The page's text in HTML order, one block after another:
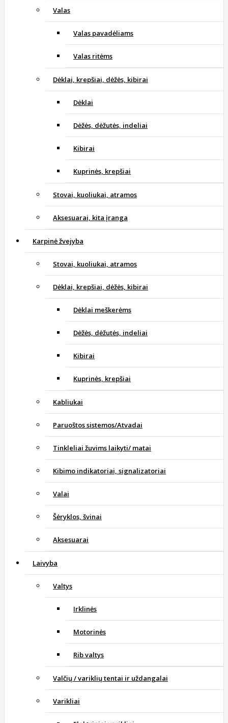
Valas
Valas pavadėliams
Valas ritėms
Dėklai, krepšiai, dėžės, kibirai
Dėklai
Dėžės, dėžutės, indeliai
Kibirai
Kuprinės, krepšiai
Stovai, kuoliukai, atramos
Aksesuarai, kita įranga
Karpinė žvejyba
Stovai, kuoliukai, atramos
Dėklai, krepšiai, dėžės, kibirai
Dėklai meškerėms
Dėžės, dėžutės, indeliai
Kibirai
Kuprinės, krepšiai
Kabliukai
Paruoštos sistemos/Atvadai
Tinkleliai žuvims laikyti/ matai
Kibimo indikatoriai, signalizatoriai
Valai
Šėryklos, švinai
Aksesuarai
Laivyba
Valtys
Irklinės
Motorinės
Rib valtys
Valčių / variklių tentai ir uždangalai
Varikliai